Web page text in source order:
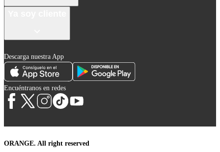
Descarga nuestra App
Encuéntranos en redes
ORANGE. All right reserved